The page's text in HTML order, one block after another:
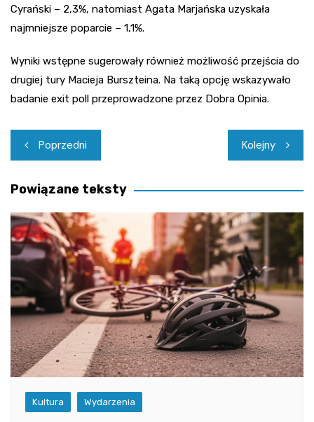
Cyrański – 2,3%, natomiast Agata Marjańska uzyskała
najmniejsze poparcie – 1,1%.
Wyniki wstępne sugerowały również możliwość przejścia do
drugiej tury Macieja Burszteina. Na taką opcję wskazywało
badanie exit poll przeprowadzone przez Dobra Opinia.
Nawigacja
wpisu
Poprzedni Kolejny
Powiązane teksty
Kultura Wydarzenia